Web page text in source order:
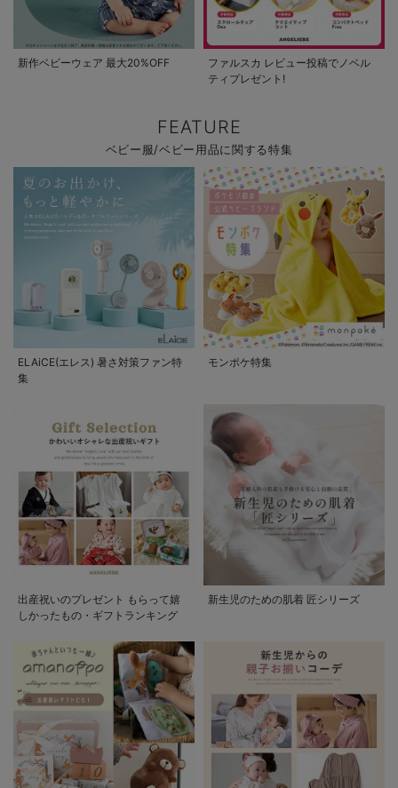
新作ベビーウェア 最大20%OFF
ファルスカ レビュー投稿でノベル
ティプレゼント!
FEATURE
ベビー服/ベビー用品に関する特集
ELAiCE(エレス) 暑さ対策ファン特
集
モンポケ特集
出産祝いのプレゼント もらって嬉
しかったもの・ギフトランキング
新生児のための肌着 匠シリーズ